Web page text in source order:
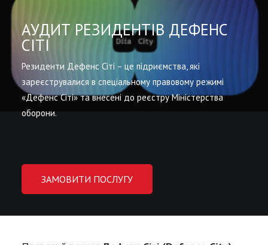
Пошук
АУДИТ РЕЗИДЕНТІВ ДЕФЕНС
СІТІ
Резиденти Дефенс Сіті – це підриємства, які
зареєструвалися в спеціальному правовому режимі
«Дефенс Сіті» та внесені до реєстру Міністерства
оборони.
ЗАМОВИТИ ПОСЛУГУ